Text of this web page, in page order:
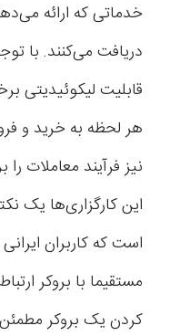
خدماتی که ارائه
دریافت می‌کنند. با
قابلیت لیکوئیدیتی
هر لحظه به خرید و
نیز فرآیند معاملات
این کارگزاری‌ها یک
است که کاربران
مستقیما با بروکر
کردن یک بروکر